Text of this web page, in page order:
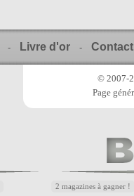
- Livre d'or - Contact
© 2007-
Page
2 magazines à gagner !